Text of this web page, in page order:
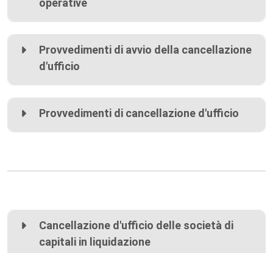
operative
Provvedimenti di avvio della cancellazione
d'ufficio
Provvedimenti di cancellazione d'ufficio
Cancellazione d'ufficio delle società di
capitali in liquidazione